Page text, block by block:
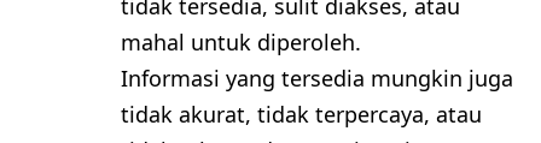
mahal untuk diperoleh.
Informasi yang tersedia mungkin juga
tidak akurat, tidak terpercaya, atau